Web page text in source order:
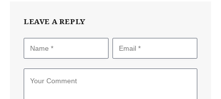
LEAVE A REPLY